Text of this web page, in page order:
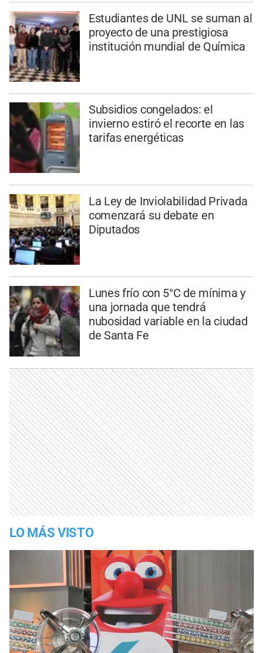
Estudiantes de UNL se suman al
proyecto de una prestigiosa
institución mundial de Química
Subsidios congelados: el
invierno estiró el recorte en las
tarifas energéticas
La Ley de Inviolabilidad Privada
comenzará su debate en
Diputados
Lunes frío con 5°C de mínima y
una jornada que tendrá
nubosidad variable en la ciudad
de Santa Fe
LO MÁS VISTO